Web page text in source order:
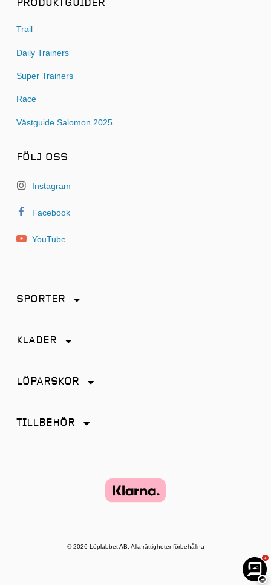
PRODUKTGUIDER
Trail
Daily Trainers
Super Trainers
Race
Västguide Salomon 2025
FÖLJ OSS
Instagram
Facebook
YouTube
SPORTER
KLÄDER
LÖPARSKOR
TILLBEHÖR
© 2026 Löplabbet AB. Alla rättigheter förbehållna
1
−